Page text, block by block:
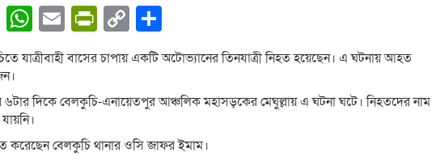
Messenger
WhatsApp
EmailPrintFriendly
Copy
Link
যাত্রীবাহী বাসের চাপায় একটি অটোভ্যানের তিনযাত্রী নিহত হয়েছেন। এ ঘটনায় আহত
৬টার দিকে বেলকুচি-এনায়েতপুর আঞ্চলিক মহাসড়কের মেঘুল্লায় এ ঘটনা ঘটে। নিহতদের নাম
করেছেন বেলকুচি থানার ওসি জাফর ইমাম।